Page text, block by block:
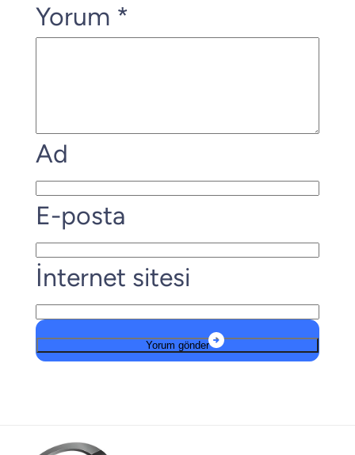
Yorum *
Ad
E-posta
İnternet sitesi